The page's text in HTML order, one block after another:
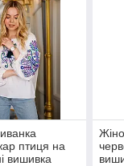
птиця на
вишивка